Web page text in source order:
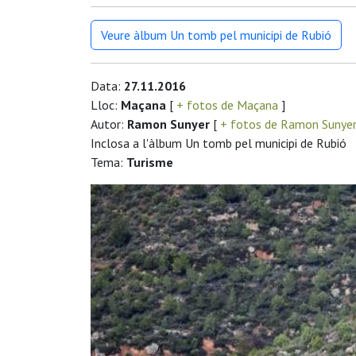
Veure àlbum Un tomb pel municipi de Rubió
Data: 27.11.2016
Lloc: Maçana [ + fotos de Maçana ]
Autor: Ramon Sunyer [ + fotos de Ramon
Inclosa a l'àlbum Un tomb pel municipi de Rubió
Tema: Turisme